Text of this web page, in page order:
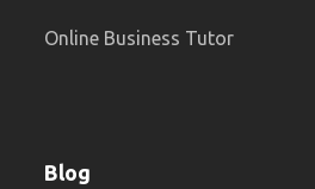
Online Business Tutor
Blog